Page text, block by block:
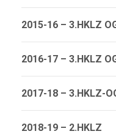
2015-16 – 3.HKLZ
2016-17 – 3.HKLZ
2017-18 – 3.HKLZ-
2018-19 – 2.HKLZ